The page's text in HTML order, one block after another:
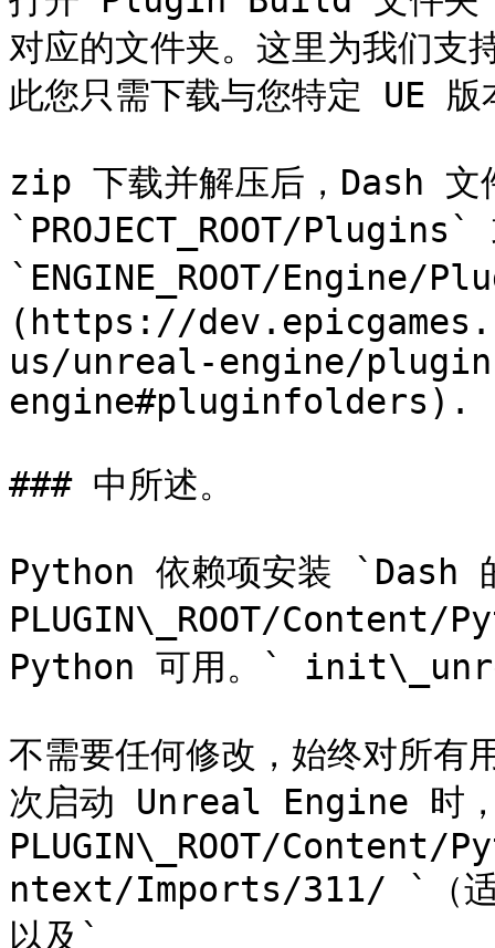
对应的文件夹。这里为我们
此您只需下载与您特定 UE
zip 下载并解压后，Dash 文
`PROJECT_ROOT/Plugins`
`ENGINE_ROOT/Engine/
(https://
us/unreal-engine/
engine#pluginfolders).
### 中所述。
Python 依赖项安装 `Dash
PLUGIN\_ROOT/Content/
Python 可用。`
不需要任何修改，始终对所
次启动 Unreal Engine 时
PLUGIN\_ROOT/
ntext/Imports/311/ `（
以及`